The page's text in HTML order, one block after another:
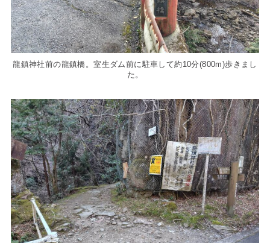
龍鎮神社前の龍鎮橋。室生ダム前に駐車して約10分(800m)歩きまし
た。